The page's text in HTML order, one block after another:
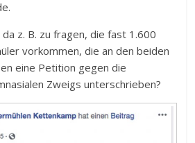
z. B. zu fragen, die fast 1.600
vorkommen, die an den beiden
eine Petition gegen die
Zweigs unterschrieben?